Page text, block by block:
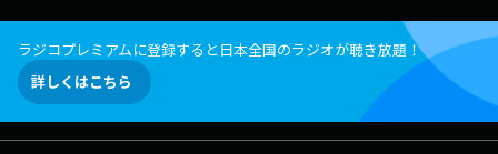
ラジコプレミアムに登録すると日本全国のラジオが聴き放題！
詳しくはこちら